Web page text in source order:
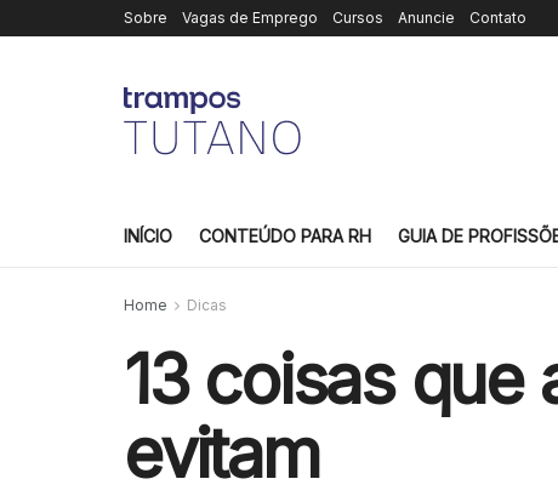
Sobre Vagas de Emprego Cursos Anuncie Contato
INÍCIO CONTEÚDO PARA RH GUIA DE
Home Dicas
13 coisas
evitam